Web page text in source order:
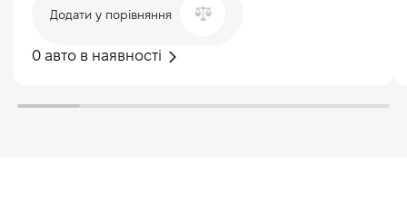
0 авто в наявності
Додати у порівняння